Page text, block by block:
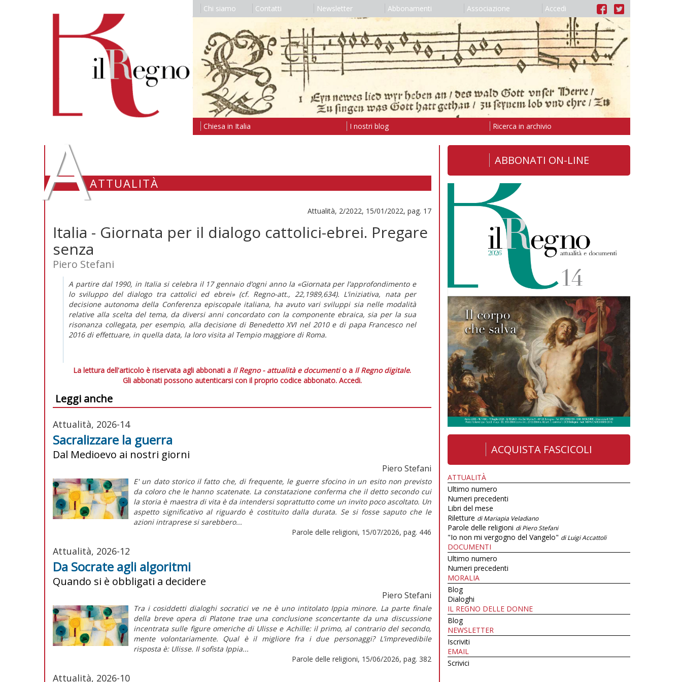
Chi siamo Contatti Newsletter Abbonamenti Associazione Accedi
Chiesa in Italia I nostri blog Ricerca in archivio
AATTUALITÀ
Attualità, 2/2022, 15/01/2022, pag. 17
Italia - Giornata per il dialogo cattolici-ebrei. Pregare
senza
Piero Stefani
A partire dal 1990, in Italia si celebra il 17 gennaio d’ogni anno la «Giornata per l’approfondimento e
lo sviluppo del dialogo tra cattolici ed ebrei» (cf. Regno-att., 22,1989,634). L’iniziativa, nata per
decisione autonoma della Conferenza episcopale italiana, ha avuto vari sviluppi sia nelle modalità
relative alla scelta del tema, da diversi anni concordato con la componente ebraica, sia per la sua
risonanza collegata, per esempio, alla decisione di Benedetto XVI nel 2010 e di papa Francesco nel
2016 di effettuare, in quella data, la loro visita al Tempio maggiore di Roma.
La lettura dell'articolo è riservata agli abbonati a Il Regno - attualità e documentio a Il Regno digitale.
Gli abbonati possono autenticarsi con il proprio codice abbonato. Accedi.
Leggi anche
Attualità, 2026-14
Sacralizzare la guerra
Dal Medioevo ai nostri giorni
Piero Stefani
E' un dato storico il fatto che, di frequente, le guerre sfocino in un esito non previsto
da coloro che le hanno scatenate. La constatazione conferma che il detto secondo cui
la storia è maestra di vita è da intendersi soprattutto come un invito poco ascoltato. Un
aspetto significativo al riguardo è costituito dalla durata. Se si fosse saputo che le
azioni intraprese si sarebbero...
Parole delle religioni, 15/07/2026, pag. 446
Attualità, 2026-12
Da Socrate agli algoritmi
Quando si è obbligati a decidere
Piero Stefani
Tra i cosiddetti dialoghi socratici ve ne è uno intitolato Ippia minore. La parte finale
della breve opera di Platone trae una conclusione sconcertante da una discussione
incentrata sulle figure omeriche di Ulisse e Achille: il primo, al contrario del secondo,
mente volontariamente. Qual è il migliore fra i due personaggi? L’imprevedibile
risposta è: Ulisse. Il sofista Ippia...
Parole delle religioni, 15/06/2026, pag. 382
Attualità, 2026-10
ABBONATI ON-LINE
ACQUISTA FASCICOLI
ATTUALITÀ
Ultimo numero
Numeri precedenti
Libri del mese
Riletture di Mariapia Veladiano
Parole delle religioni di Piero Stefani
"Io non mi vergogno del Vangelo" di Luigi Accattoli
DOCUMENTI
Ultimo numero
Numeri precedenti
MORALIA
Blog
Dialoghi
IL REGNO DELLE DONNE
Blog
NEWSLETTER
Iscriviti
EMAIL
Scrivici